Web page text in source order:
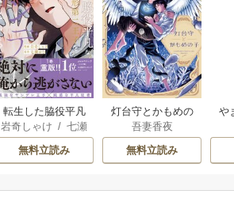
転生した脇役平凡
な僕は、美形第二
王子をヤンデレに
してしまった【シ
岩奇しゃけ /七瀬
おむ
無料立読み
灯台守とかもめの
子
吾妻香夜
無料立読み
や